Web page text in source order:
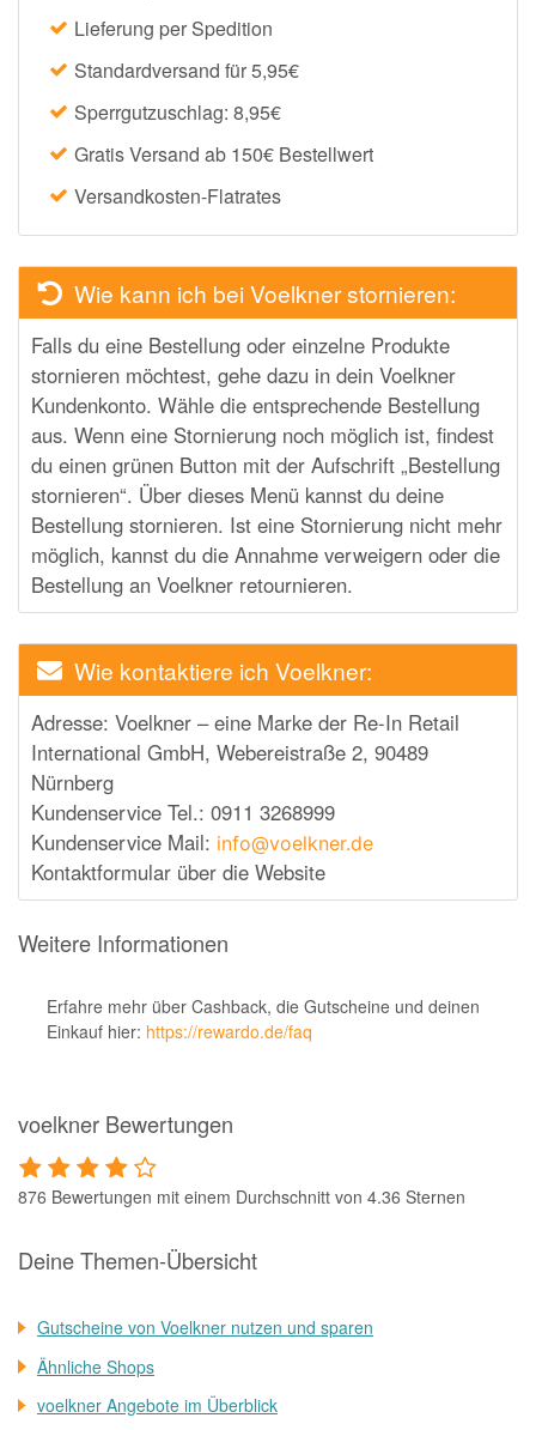
Lieferung per Spedition
Standardversand für 5,95€
Sperrgutzuschlag: 8,95€
Gratis Versand ab 150€ Bestellwert
Versandkosten-Flatrates
Wie kann ich bei Voelkner stornieren:
Falls du eine Bestellung oder einzelne Produkte
stornieren möchtest, gehe dazu in dein Voelkner
Kundenkonto. Wähle die entsprechende Bestellung
aus. Wenn eine Stornierung noch möglich ist, findest
du einen grünen Button mit der Aufschrift „Bestellung
stornieren“. Über dieses Menü kannst du deine
Bestellung stornieren. Ist eine Stornierung nicht mehr
möglich, kannst du die Annahme verweigern oder die
Bestellung an Voelkner retournieren.
Wie kontaktiere ich Voelkner:
Adresse: Voelkner – eine Marke der Re-In Retail
International GmbH, Webereistraße 2, 90489
Nürnberg
Kundenservice Tel.: 0911 3268999
Kundenservice Mail: info@voelkner.de
Kontaktformular über die Website
Weitere Informationen
Erfahre mehr über Cashback, die Gutscheine und deinen
Einkauf hier: https://rewardo.de/faq
voelkner Bewertungen
876 Bewertungen mit einem Durchschnitt von 4.36 Sternen
Deine Themen-Übersicht
Gutscheine von Voelkner nutzen und sparen
Ähnliche Shops
voelkner Angebote im Überblick